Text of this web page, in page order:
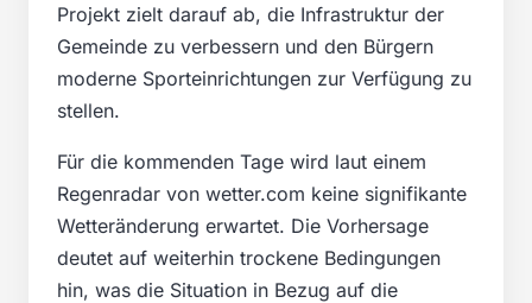
Projekt zielt darauf ab, die Infrastruktur der
Gemeinde zu verbessern und den Bürgern
moderne Sporteinrichtungen zur Verfügung zu
stellen.
Für die kommenden Tage wird laut einem
Regenradar von wetter.com keine signifikante
Wetteränderung erwartet. Die Vorhersage
deutet auf weiterhin trockene Bedingungen
hin, was die Situation in Bezug auf die